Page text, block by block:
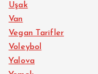
Uşak
Van
Vegan Tarifler
Voleybol
Yalova